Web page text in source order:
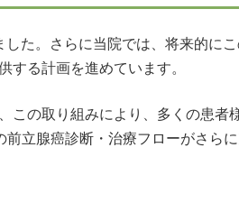
た。さらに当院では、将来的に
する計画を進めています。
この取り組みにより、多くの患者
立腺癌診断・治療フローがさら